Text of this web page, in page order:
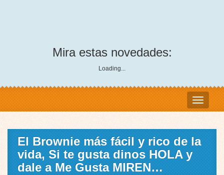
Mira estas novedades:
Loading...
El Brownie más fácil y rico de la
vida, Si te gusta dinos HOLA y
dale a Me Gusta MIREN…